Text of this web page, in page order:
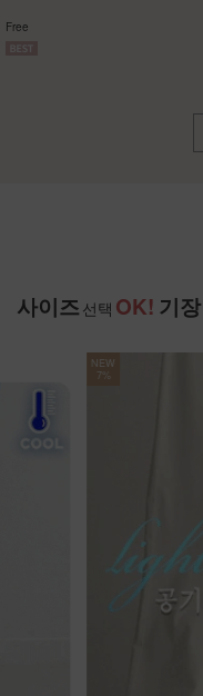
Free
사이즈 선택 OK! 기장
NEW
7%